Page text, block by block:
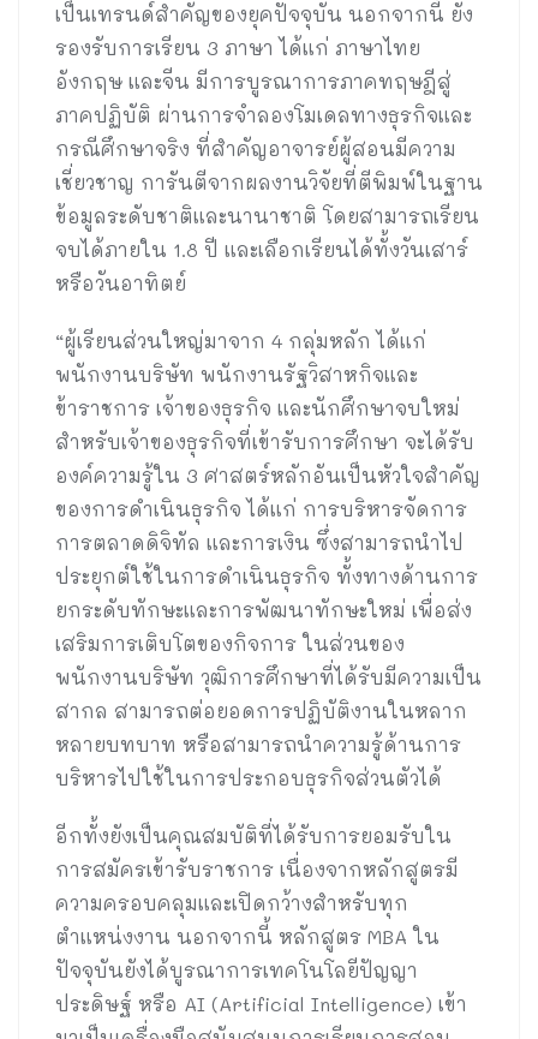
เป็นเทรนด์สำคัญของยุคปัจจุบัน นอกจากนี้ ยัง
รองรับการเรียน 3 ภาษา ได้แก่ ภาษาไทย
อังกฤษ และจีน มีการบูรณาการภาคทฤษฎีสู่
ภาคปฏิบัติ ผ่านการจำลองโมเดลทางธุรกิจและ
กรณีศึกษาจริง ที่สำคัญอาจารย์ผู้สอนมีความ
เชี่ยวชาญ การันตีจากผลงานวิจัยที่ตีพิมพ์ในฐาน
ข้อมูลระดับชาติและนานาชาติ โดยสามารถเรียน
จบได้ภายใน 1.8 ปี และเลือกเรียนได้ทั้งวันเสาร์
หรือวันอาทิตย์
“ผู้เรียนส่วนใหญ่มาจาก 4 กลุ่มหลัก ได้แก่
พนักงานบริษัท พนักงานรัฐวิสาหกิจและ
ข้าราชการ เจ้าของธุรกิจ และนักศึกษาจบใหม่
สำหรับเจ้าของธุรกิจที่เข้ารับการศึกษา จะได้รับ
องค์ความรู้ใน 3 ศาสตร์หลักอันเป็นหัวใจสำคัญ
ของการดำเนินธุรกิจ ได้แก่ การบริหารจัดการ
การตลาดดิจิทัล และการเงิน ซึ่งสามารถนำไป
ประยุกต์ใช้ในการดำเนินธุรกิจ ทั้งทางด้านการ
ยกระดับทักษะและการพัฒนาทักษะใหม่ เพื่อส่ง
เสริมการเติบโตของกิจการ ในส่วนของ
พนักงานบริษัท วุฒิการศึกษาที่ได้รับมีความเป็น
สากล สามารถต่อยอดการปฏิบัติงานในหลาก
หลายบทบาท หรือสามารถนำความรู้ด้านการ
บริหารไปใช้ในการประกอบธุรกิจส่วนตัวได้
อีกทั้งยังเป็นคุณสมบัติที่ได้รับการยอมรับใน
การสมัครเข้ารับราชการ เนื่องจากหลักสูตรมี
ความครอบคลุมและเปิดกว้างสำหรับทุก
ตำแหน่งงาน นอกจากนี้ หลักสูตร MBA ใน
ปัจจุบันยังได้บูรณาการเทคโนโลยีปัญญา
ประดิษฐ์ หรือ AI (Artificial Intelligence) เข้า